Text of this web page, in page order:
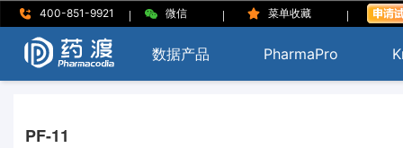
400-851-9921 | 微信 | 菜单收藏 |
数据产品 PharmaPro
PF-11